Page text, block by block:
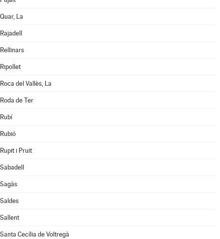
Quar, La
Rajadell
Rellinars
Ripollet
Roca del Vallès, La
Roda de Ter
Rubí
Rubió
Rupit i Pruit
Sabadell
Sagàs
Saldes
Sallent
Santa Cecília de Voltregà